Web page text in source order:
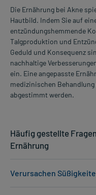
Die Ernährung bei Akne
Hautbild. Indem Sie auf
entzündungshemmende
Talgproduktion und
Geduld und Konsequenz
nachhaltige
ein. Eine angepasste
medizinischen
abgestimmt werden.
Häufig gestellte
Ernährung
Verursachen